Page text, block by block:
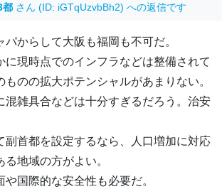
都 さん (ID: iGTqUzvbBh2) への返信です
からして大阪も福岡も不可だ。
に現時点でのインフラなどは整備されて
ものの拡大ポテンシャルがあまりない。
混雑具合などは十分すぎるだろう。治安
副首都を設定するなら、人口増加に対応
地域の方がよい。
や国際的な安全性も必要だ。